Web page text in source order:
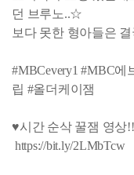
던 브루노..☆
보다 못한 형아들은
#MBCevery1 #MBC에
립 #올더케이잼
♥시간 순삭 꿀잼 영상
https://bit.ly/2LMbTcw